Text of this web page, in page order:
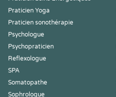
Praticien Yoga
Praticien sonothérapie
Psychologue
Psychopraticien
Reflexologue
SPA
Somatopathe
Sophrologue